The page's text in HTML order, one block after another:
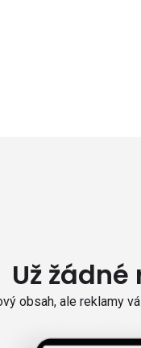
Už
obsah, ale reklamy